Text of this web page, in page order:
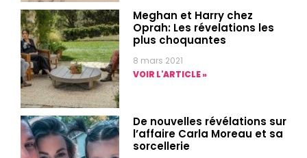
Meghan et Harry chez
Oprah: Les révelations les
plus choquantes
8 mars 2021
VOIR L'ARTICLE »
De nouvelles révélations sur
l’affaire Carla Moreau et sa
sorcellerie